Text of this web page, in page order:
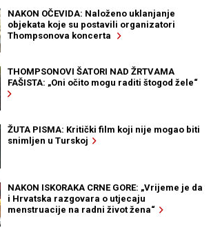
NAKON OČEVIDA: Naloženo uklanjanje
objekata koje su postavili organizatori
Thompsonova koncerta
THOMPSONOVI ŠATORI NAD ŽRTVAMA
FAŠISTA: „Oni očito mogu raditi štogod žele“
ŽUTA PISMA: Kritički film koji nije mogao biti
snimljen u Turskoj
NAKON ISKORAKA CRNE GORE: „Vrijeme je da
i Hrvatska razgovara o utjecaju
menstruacije na radni život žena“